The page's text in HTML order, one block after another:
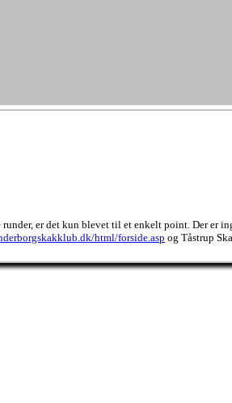
er det kun blevet til et enkelt point. Der er
html/forside.asp og Tåstrup